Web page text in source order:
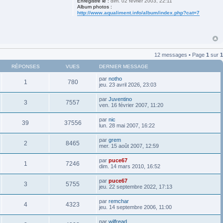
Album photos :
http://www.aqualiment.info/album/index.php?cat=7
12 messages • Page 1 sur 1
RÉPONSES VUES DERNIER MESSAGE
1 780 par notho
jeu. 23 avril 2026, 23:03
3 7557 par Juventino
ven. 16 février 2007, 11:20
39 37556 par nic
lun. 28 mai 2007, 16:22
2 8465 par grem
mer. 15 août 2007, 12:59
1 7246 par puce67
dim. 14 mars 2010, 16:52
3 5755 par puce67
jeu. 22 septembre 2022, 17:13
4 4323 par remchar
jeu. 14 septembre 2006, 11:00
par wilfread